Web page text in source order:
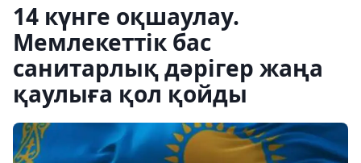
14 күнге оқшаулау.
Мемлекеттік бас
санитарлық дәрігер жаңа
қаулыға қол қойды